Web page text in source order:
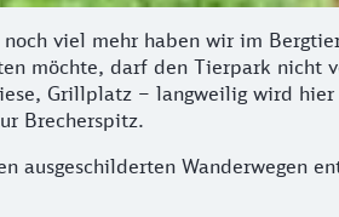
viel mehr haben wir im
möchte, darf den Tierpark nicht
Grillplatz – langweilig wird
Brecherspitz.
Wanderwegen